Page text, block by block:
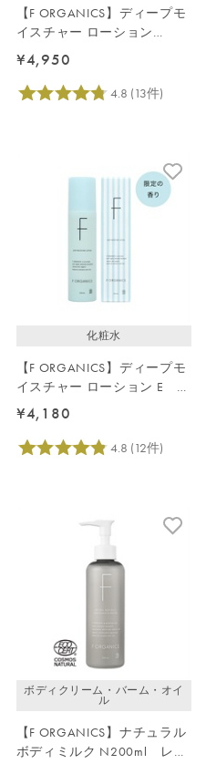
【F ORGANICS】ディープモ
イスチャー ローション
200mL（大容量）
¥4,950
化粧水
【F ORGANICS】ディープモ
イスチャー ローション E レ
イユールデルブの香り
¥4,180
ボディクリーム・バーム・オイ
ル
【F ORGANICS】ナチュラル
ボディミルク N200ml レモ